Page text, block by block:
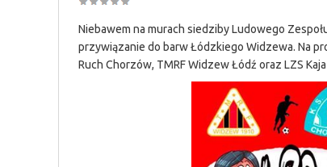
Niebawem na murach siedziby Ludowego
przywiązanie do barw Łódzkiego Widzewa. Na
Ruch Chorzów, TMRF Widzew Łódź oraz LZS